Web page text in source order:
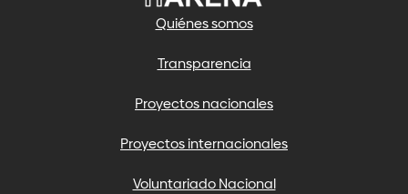
Quiénes somos
Transparencia
Proyectos nacionales
Proyectos internacionales
Voluntariado Nacional